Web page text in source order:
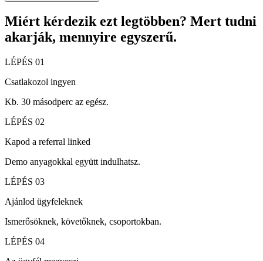
Miért kérdezik ezt legtöbben? Mert tudni
akarják, mennyire egyszerű.
LÉPÉS 01
Csatlakozol ingyen
Kb. 30 másodperc az egész.
LÉPÉS 02
Kapod a referral linked
Demo anyagokkal együtt indulhatsz.
LÉPÉS 03
Ajánlod ügyfeleknek
Ismerősöknek, követőknek, csoportokban.
LÉPÉS 04